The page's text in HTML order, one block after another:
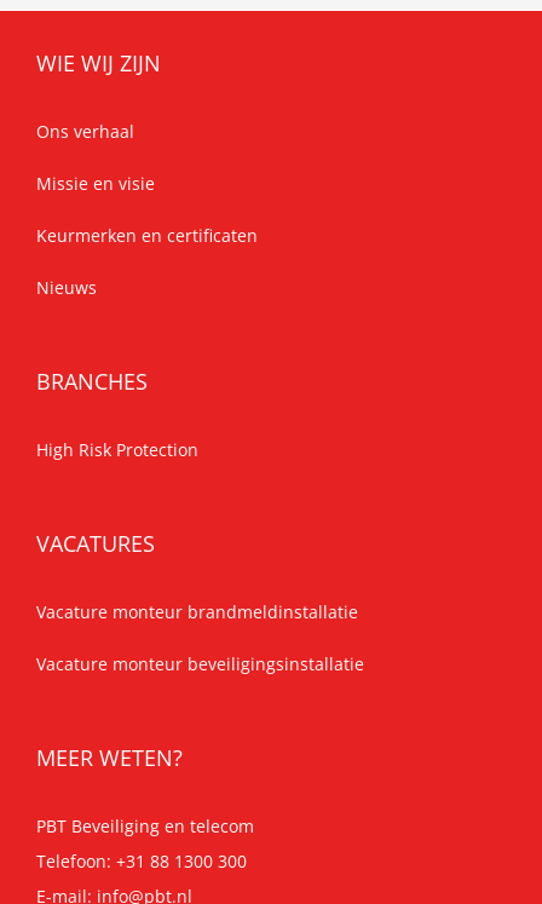
WIE WIJ ZIJN
Ons verhaal
Missie en visie
Keurmerken en certificaten
Nieuws
BRANCHES
High Risk Protection
VACATURES
Vacature monteur brandmeldinstallatie
Vacature monteur beveiligingsinstallatie
MEER WETEN?
PBT Beveiliging en telecom
Telefoon: +31 88 1300 300
E-mail: info@pbt.nl